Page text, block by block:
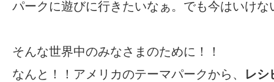
パークに遊びに行きたいなぁ。でも今はいけな
そんな世界中のみなさまのために！！
なんと！！ アメリカのテーマパークから、
レシ